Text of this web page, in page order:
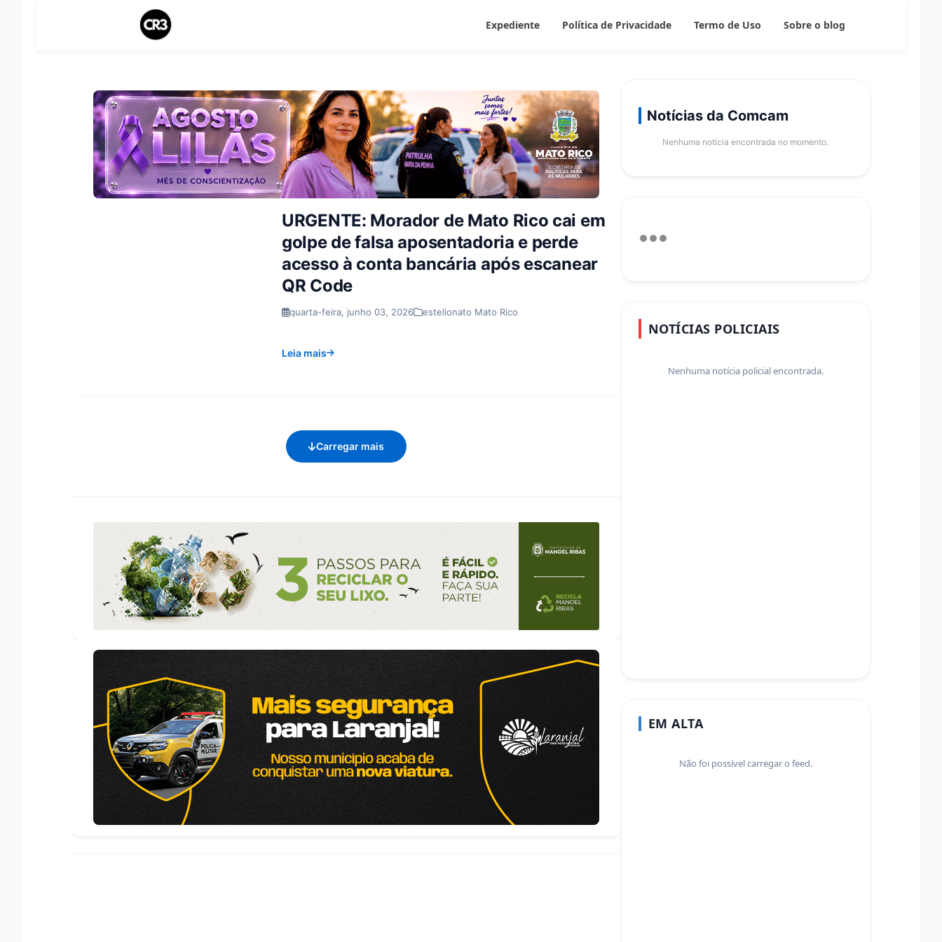
Expediente Política de Privacidade Termo de Uso Sobre o blog
URGENTE: Morador de Mato Rico cai em
golpe de falsa aposentadoria e perde
acesso à conta bancária após escanear
QR Code
quarta-feira, junho 03, 2026 estelionato Mato Rico
Leia mais
Carregar mais
Notícias da Comcam
Nenhuma notícia encontrada no momento.
NOTÍCIAS POLICIAIS
Nenhuma notícia policial encontrada.
EM ALTA
Não foi possível carregar o feed.